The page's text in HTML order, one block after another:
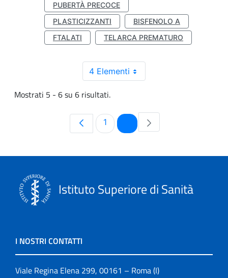
PUBERTÀ PRECOCE
PLASTICIZZANTI
BISFENOLO A
FTALATI
TELARCA PREMATURO
4 Elementi
Mostrati 5 - 6 su 6 risultati.
Pagina
1 Pagina
Istituto Superiore di Sanità
I NOSTRI CONTATTI
Viale Regina Elena 299, 00161 – Roma (I)